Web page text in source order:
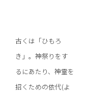
古くは「ひもろ
き」。神祭りをす
るにあたり、神霊を
招くための依代(よ